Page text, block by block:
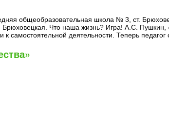
общеобразовательная школа № 3, ст.
Что наша жизнь? Игра! А.С.
деятельности. Теперь педагог